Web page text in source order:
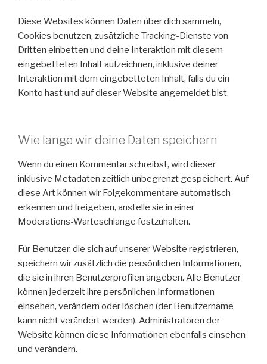
Diese Websites können Daten über dich sammeln,
Cookies benutzen, zusätzliche Tracking-Dienste von
Dritten einbetten und deine Interaktion mit diesem
eingebetteten Inhalt aufzeichnen, inklusive deiner
Interaktion mit dem eingebetteten Inhalt, falls du ein
Konto hast und auf dieser Website angemeldet bist.
Wie lange wir deine Daten speichern
Wenn du einen Kommentar schreibst, wird dieser
inklusive Metadaten zeitlich unbegrenzt gespeichert. Auf
diese Art können wir Folgekommentare automatisch
erkennen und freigeben, anstelle sie in einer
Moderations-Warteschlange festzuhalten.
Für Benutzer, die sich auf unserer Website registrieren,
speichern wir zusätzlich die persönlichen Informationen,
die sie in ihren Benutzerprofilen angeben. Alle Benutzer
können jederzeit ihre persönlichen Informationen
einsehen, verändern oder löschen (der Benutzername
kann nicht verändert werden). Administratoren der
Website können diese Informationen ebenfalls einsehen
und verändern.